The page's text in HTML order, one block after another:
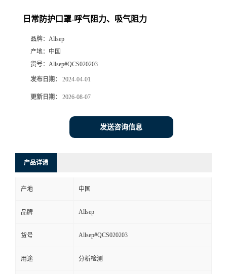
日常防护口罩-呼气阻力、吸气阻力
品牌： Allsep
产地： 中国
货号： Allsep#QCS020203
发布日期： 2024-04-01
更新日期： 2026-08-07
发送咨询信息
产品详请
产地 中国
品牌 Allsep
货号 Allsep#QCS020203
用途 分析检测